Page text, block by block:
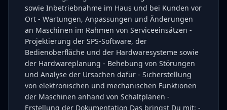
sowie Inbetriebnahme im Haus und bei Kunden vor
Ort - Wartungen, Anpassungen und Änderungen
an Maschinen im Rahmen von Serviceeinsätzen -
Projektierung der SPS-Software, der
Bedienoberfläche und der Hardwaresysteme sowie
der Hardwareplanung - Behebung von Störungen
und Analyse der Ursachen dafür - Sicherstellung
von elektronischen und mechanischen Funktionen
der Maschinen anhand von Schaltplänen -
Erstellung der Dokumentation Das bringst Du mit: -